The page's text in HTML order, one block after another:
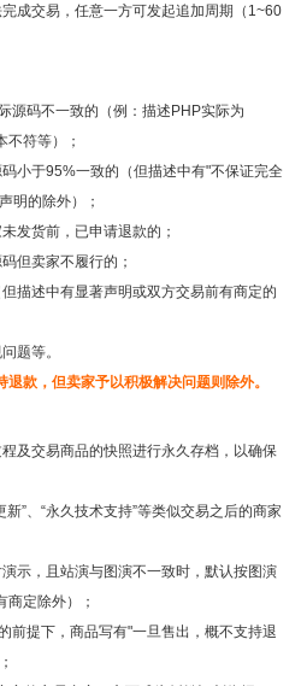
成交易，任意一方可发起追加周期（1~60
源码不一致的（例：描述PHP实际为
符等）；
小于95%一致的（但描述中有"不保证完全
明的除外）；
发货前，已申请退款的；
但卖家不履行的；
描述中有显著声明或双方交易前有商定的
题等。
款，但卖家予以积极解决问题则除外。
及交易商品的快照进行永久存档，以确保
新”、“永久技术支持”等类似交易之后的商家
示，且站演与图演不一致时，默认按图演
定除外）；
前提下，商品写有"一旦售出，概不支持退